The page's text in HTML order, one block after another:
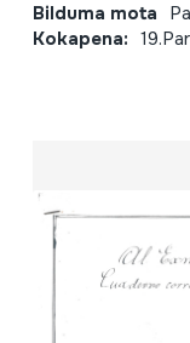
Bilduma mota
Kokapena: